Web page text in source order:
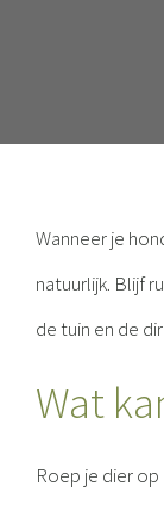
Wanneer je
natuurlijk. Blijf
de tuin en de
Wat
Roep je dier